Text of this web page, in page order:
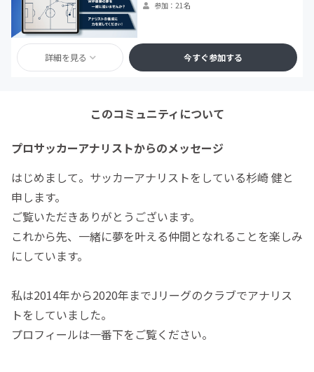
参加：21名
詳細を見る 今すぐ参加する
このコミュニティについて
プロサッカーアナリストからのメッセージ
はじめまして。サッカーアナリストをしている杉崎 健と
申します。
ご覧いただきありがとうございます。
これから先、一緒に夢を叶える仲間となれることを楽しみ
にしています。
私は2014年から2020年までJリーグのクラブでアナリス
トをしていました。
プロフィールは一番下をご覧ください。